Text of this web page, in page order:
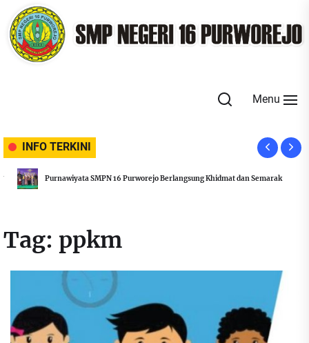
the
content
Menu
INFO TERKINI
Purnawiyata SMPN 16 Purworejo Berlangsung Khidmat dan Semarak
Tag: ppkm